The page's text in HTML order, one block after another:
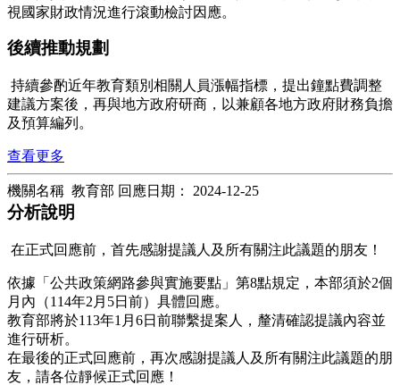
視國家財政情況進行滾動檢討因應。
後續推動規劃
持續參酌近年教育類別相關人員漲幅指標，提出鐘點費調整
建議方案後，再與地方政府研商，以兼顧各地方政府財務負擔
及預算編列。
查看更多
機關名稱 教育部 回應日期： 2024-12-25
分析說明
在正式回應前，首先感謝提議人及所有關注此議題的朋友！
依據「公共政策網路參與實施要點」第8點規定，本部須於2個
月內（114年2月5日前）具體回應。
教育部將於113年1月6日前聯繫提案人，釐清確認提議內容並
進行研析。
在最後的正式回應前，再次感謝提議人及所有關注此議題的朋
友，請各位靜候正式回應！